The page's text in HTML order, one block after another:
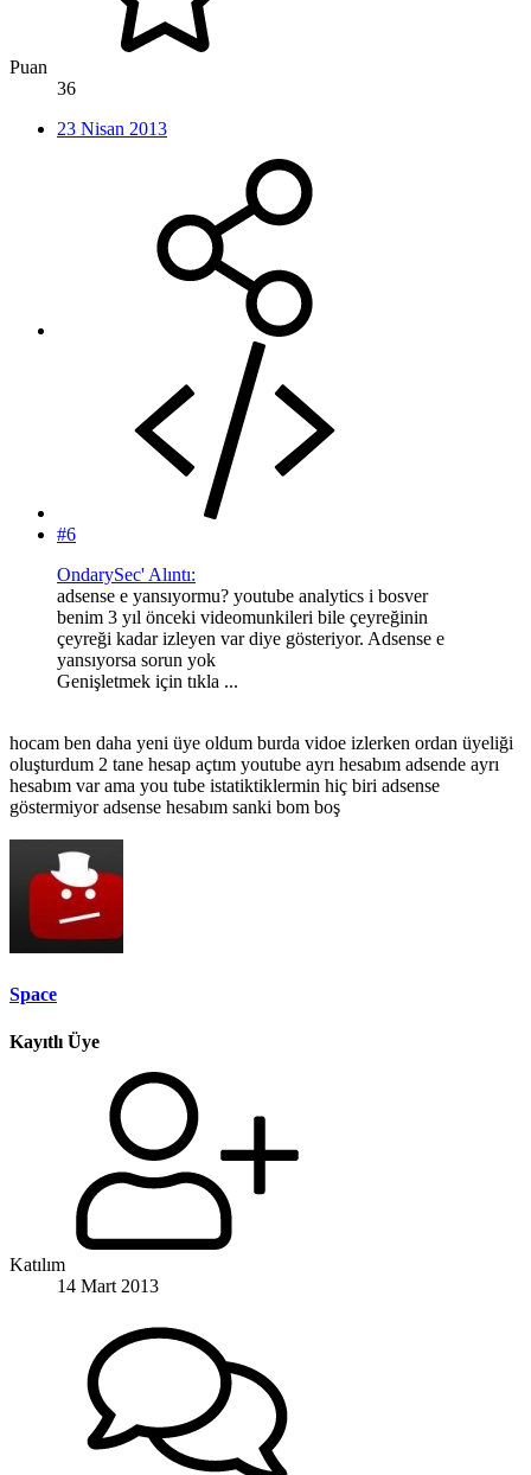
Puan
36
23 Nisan 2013
#6
OndarySec' Alıntı:
adsense e yansıyormu? youtube analytics i bosver
benim 3 yıl önceki videomunkileri bile çeyreğinin
çeyreği kadar izleyen var diye gösteriyor. Adsense e
yansıyorsa sorun yok
Genişletmek için tıkla ...
hocam ben daha yeni üye oldum burda vidoe izlerken ordan üyeliği
oluşturdum 2 tane hesap açtım youtube ayrı hesabım adsende ayrı
hesabım var ama you tube istatiktiklermin hiç biri adsense
göstermiyor adsense hesabım sanki bom boş
Space
Kayıtlı Üye
Katılım
14 Mart 2013